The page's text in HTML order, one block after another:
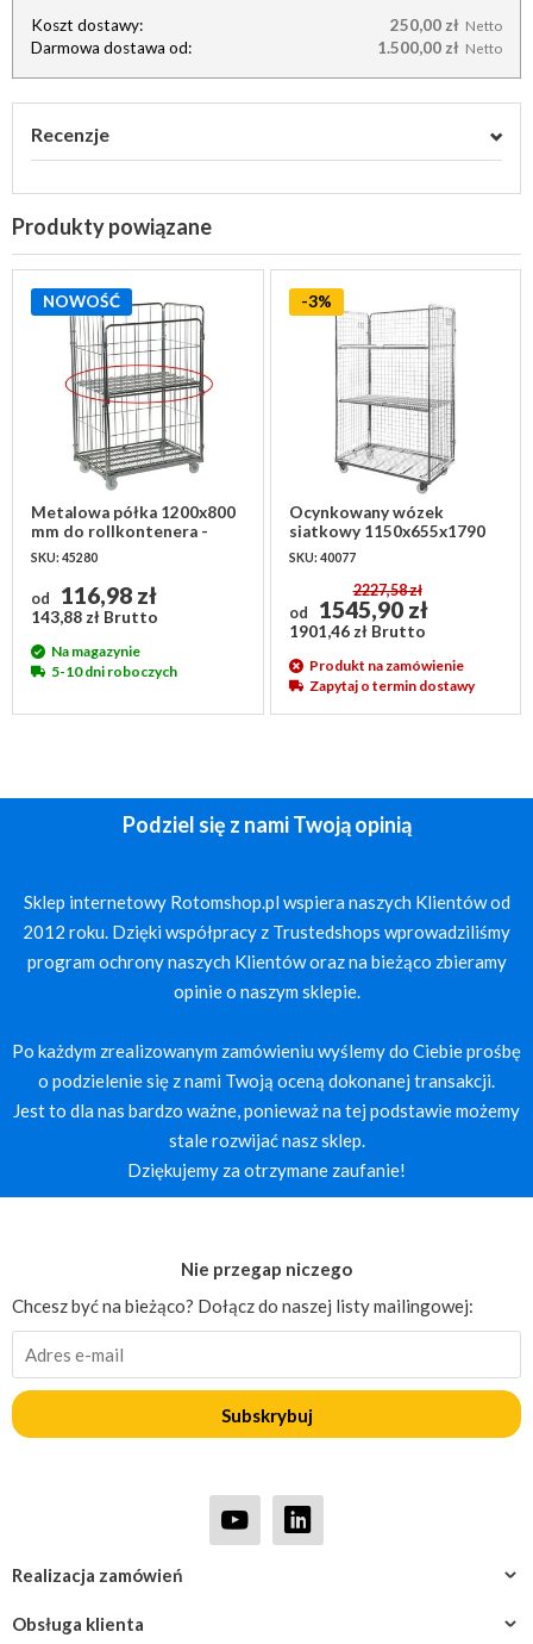
Koszt dostawy: 250,00 zł Netto
Darmowa dostawa od: 1.500,00 zł Netto
Recenzje
Produkty powiązane
NOWOŚĆ
Metalowa półka 1200x800
mm do rollkontenera -
udźwig 100 kg
SKU: 45280
od 116,98 zł
143,88 zł Brutto
Na magazynie
5-10 dni roboczych
-3%
Ocynkowany wózek
siatkowy 1150x655x1790
mm - do konfekcjonowania
SKU: 40077
od
2227,58 zł
1545,90 zł
1901,46 zł Brutto
Produkt na zamówienie
Zapytaj o termin dostawy
Podziel się z nami Twoją opinią
Sklep internetowy Rotomshop.pl wspiera naszych Klientów od
2012 roku. Dzięki współpracy z Trustedshops wprowadziliśmy
program ochrony naszych Klientów oraz na bieżąco zbieramy
opinie o naszym sklepie.
Po każdym zrealizowanym zamówieniu wyślemy do Ciebie prośbę
o podzielenie się z nami Twoją oceną dokonanej transakcji.
Jest to dla nas bardzo ważne, ponieważ na tej podstawie możemy
stale rozwijać nasz sklep.
Dziękujemy za otrzymane zaufanie!
Obsługa klienta
Realizacja zamówień
Nie przegap niczego
Chcesz być na bieżąco? Dołącz do naszej listy mailingowej:
Subskrybuj